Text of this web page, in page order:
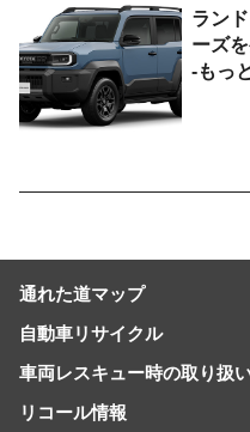
ラン
ーズ
-もっ
通れた道マップ
自動車リサイクル
車両レスキュー時の取り扱
リコール情報